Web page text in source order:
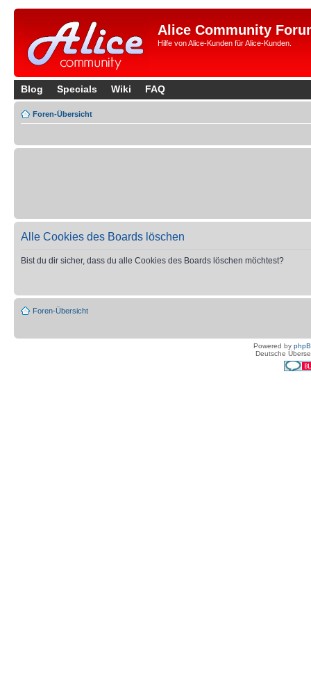
Alice Community
Hilfe von Alice-Kunden für Alice-Kunden.
Blog Specials Wiki FAQ
Foren-Übersicht
Alle Cookies des Boards löschen
Bist du dir sicher, dass du alle Cookies des Boards löschen möchtest?
Foren-Übersicht
Powered by
Deutsche